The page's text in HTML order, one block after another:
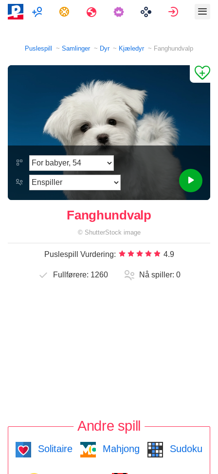
FlerspillerOppgaverReiser Logg på
Puslespill Samlinger Dyr Kjæledyr Fanghundvalp
Fanghundvalp
© ShutterStock image
Puslespill Vurdering: 4.9
Fullførere: 1260 Nå spiller: 0
Andre spill
Solitaire Mahjong Sudoku